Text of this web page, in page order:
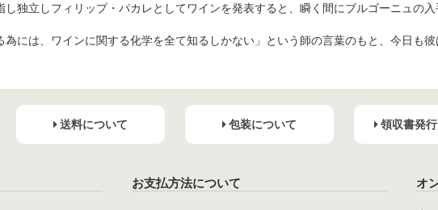
独立しフィリップ・パカレとしてワインを発表すると、瞬く間にブルゴーニュの入
為には、ワインに関する化学を全て知るしかない」という師の言葉のもと、今日も
送料について 包装について 領収書発
お支払方法について オ